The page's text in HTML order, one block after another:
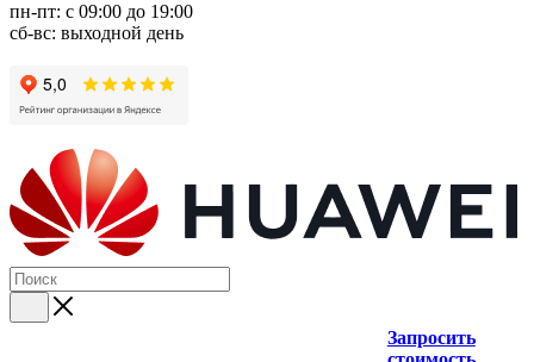
пн-пт: с 09:00 до 19:00
сб-вс: выходной день
Запросить